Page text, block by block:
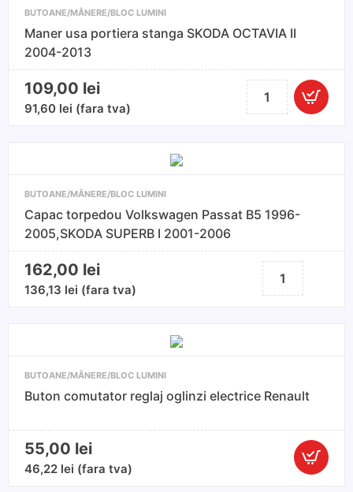
BUTOANE/MÂNERE/BLOC LUMINI
Maner usa portiera stanga SKODA OCTAVIA II
2004-2013
109,00 lei
91,60 lei (fara tva)
Cantitate
Maner
II
2013
BUTOANE/MÂNERE/BLOC LUMINI
Capac torpedou Volkswagen Passat B5 1996-
2005,SKODA SUPERB I 2001-2006
162,00 lei
136,13 lei (fara tva)
Cantitate
Capac
2005,SKODA
BUTOANE/MÂNERE/BLOC LUMINI
Buton comutator reglaj oglinzi electrice Renault
55,00 lei
46,22 lei (fara tva)
Cantitate